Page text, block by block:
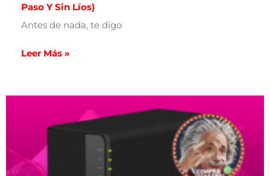
Paso Y Sin Líos)
Antes de nada, te digo
Leer Más »